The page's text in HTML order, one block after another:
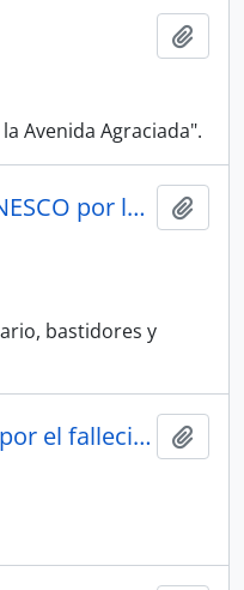
Avenida Agraciada".
“II Muestra de la Comedia Nacional. Presentada en ocasión de la VII reunión de la UNESCO por la Comisión de Biblioteca y Museo del Teatro. Catálogo” [Folleto]
bastidores y
[Carpeta con cartas, notas, telegramas y otros mensajes de condolencias y pésame por el fallecimiento de Eugenio Pílades Baroffio]